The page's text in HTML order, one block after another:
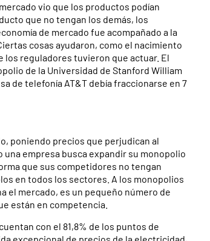
vio que los productos podían
que no tengan los demás, los
de mercado fue acompañado a la
cosas ayudaron, como el nacimiento
los reguladores tuvieron que actuar. El
de la Universidad de Stanford William
de telefonía AT&T debía fraccionarse en 7
poniendo precios que perjudican al
empresa busca expandir su monopolio
que sus competidores no tengan
en todos los sectores. A los monopolios
el mercado, es un pequeño número de
están en competencia.
con el 81,8% de los puntos de